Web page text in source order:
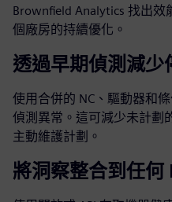
Brownfield Analytics 找出
個廠房的持續優化。
透過早期偵測減少
使用合併的 NC、驅動器和
偵測異常。這可減少未計劃
主動維護計劃。
將洞察整合到任何